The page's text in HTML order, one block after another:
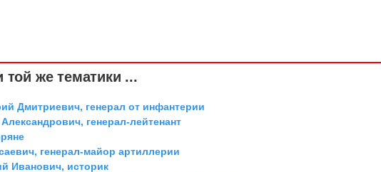
той же тематики ...
Дмитриевич, генерал от инфантерии
генерал-лейтенант
генерал-майор артиллерии
Иванович, историк